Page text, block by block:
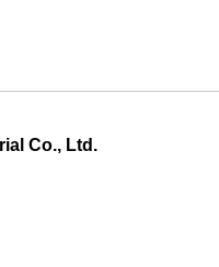
Co., Ltd.